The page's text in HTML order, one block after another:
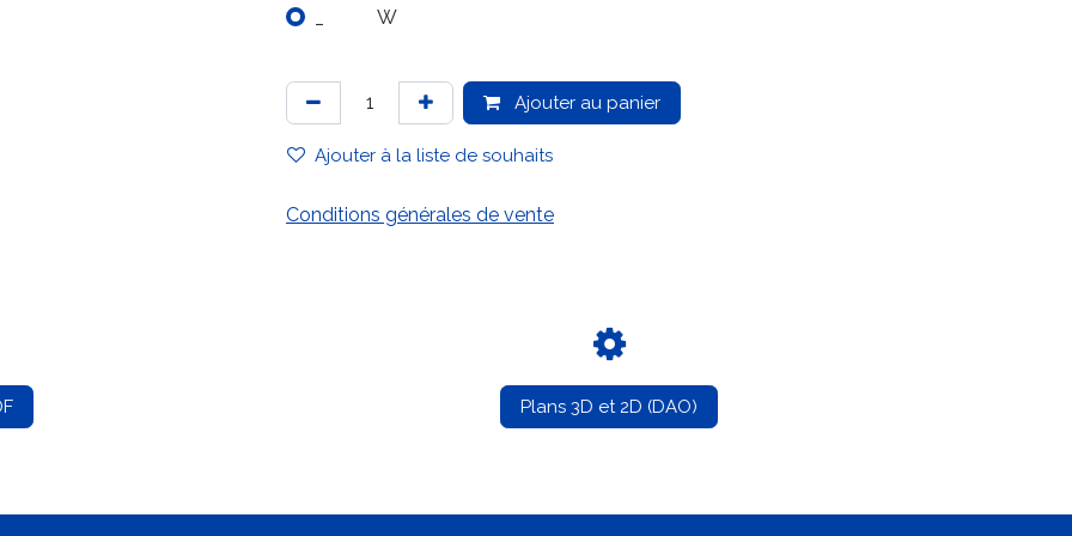
W
Ajouter au panier
Ajouter à la liste de souhaits
Conditions générales de vente
Plans 3D et 2D (DAO)